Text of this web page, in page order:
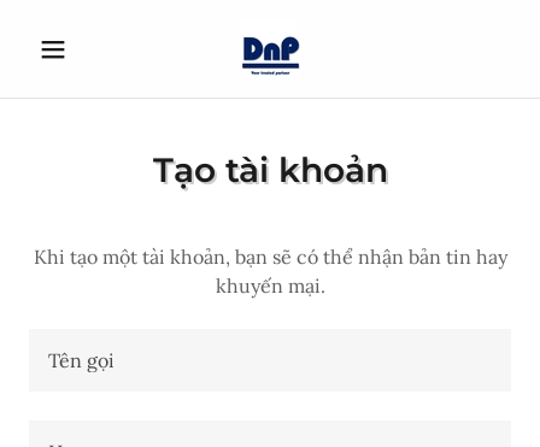
Tạo tài khoản
Khi tạo một tài khoản, bạn sẽ có thể nhận bản tin hay
khuyến mại.